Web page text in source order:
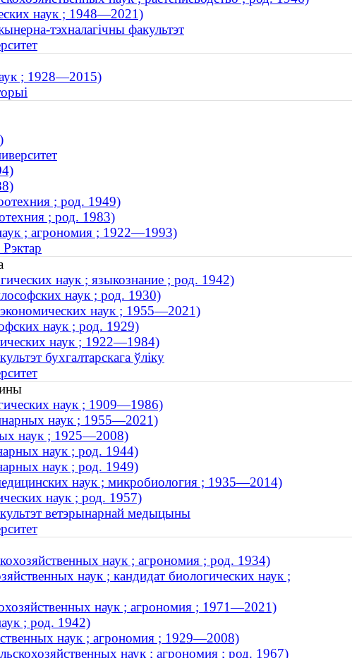
наук ; 1948—2021)
тэхналагічны факультэт
; 1928—2015)
; род. 1949)
; род. 1983)
; агрономия ; 1922—1993)
наук ; языкознание ; род. 1942)
наук ; род. 1930)
наук ; 1955—2021)
наук ; род. 1929)
наук ; 1922—1984)
бухгалтарскага ўліку
наук ; 1909—1986)
наук ; 1955—2021)
наук ; 1925—2008)
наук ; род. 1944)
наук ; род. 1949)
наук ; микробиология ; 1935—2014)
наук ; род. 1957)
ветэрынарнай медыцыны
наук ; агрономия ; род. 1934)
наук ; кандидат биологических наук ;
наук ; агрономия ; 1971—2021)
; род. 1942)
наук ; агрономия ; 1929—2008)
наук ; агрономия ; род. 1967)